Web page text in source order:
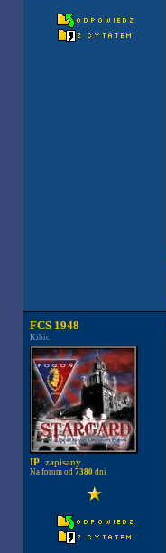
FCS 1948
Kibic
IP: zapisany
Na forum od 7380dni